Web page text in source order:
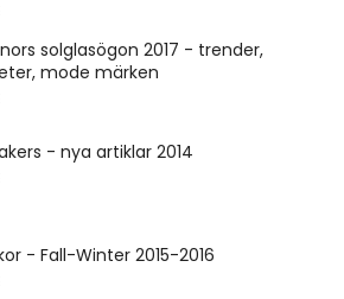
solglasögon 2017 - trender,
mode märken
- nya artiklar 2014
- Fall-Winter 2015-2016